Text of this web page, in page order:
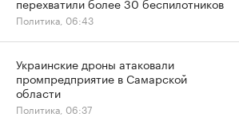
Политика, 06:43
Украинские дроны атаковали
промпредприятие в Самарской
области
Политика, 06:37